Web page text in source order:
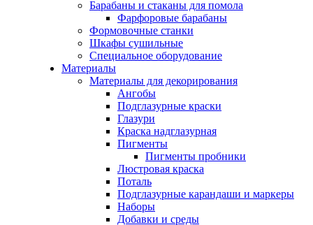
Барабаны и стаканы для помола
Фарфоровые барабаны
Формовочные станки
Шкафы сушильные
Специальное оборудование
Материалы
Материалы для декорирования
Ангобы
Подглазурные краски
Глазури
Краска надглазурная
Пигменты
Пигменты пробники
Люстровая краска
Поталь
Подглазурные карандаши и маркеры
Наборы
Добавки и среды